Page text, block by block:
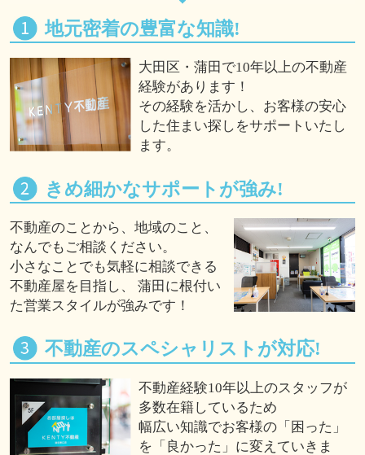
地元密着の豊富な知識!
大田区・蒲田で10年以上の不動産
経験があります！
その経験を活かし、お客様の安心
した住まい探しをサポートいたし
ます。
きめ細かなサポートが強み!
不動産のことから、地域のこと、
なんでもご相談ください。
小さなことでも気軽に相談できる
不動産屋を目指し、 蒲田に根付い
た営業スタイルが強みです！
不動産のスペシャリストが対応!
不動産経験10年以上のスタッフが
多数在籍しているため
幅広い知識でお客様の「困った」
を「良かった」に変えていきま